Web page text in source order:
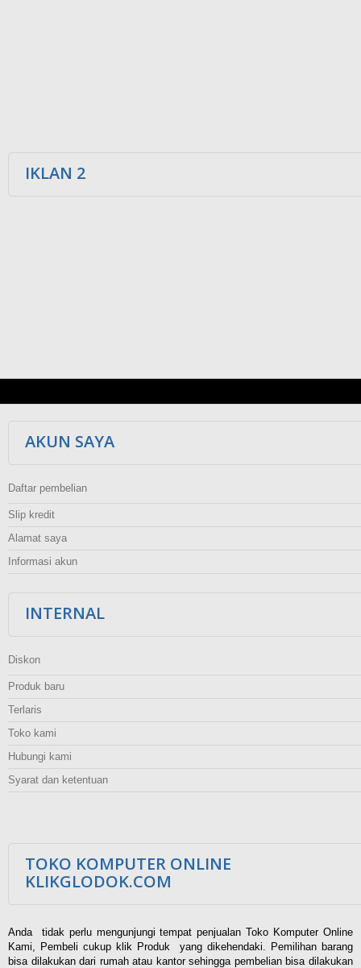
IKLAN 2
AKUN SAYA
Daftar pembelian
Slip kredit
Alamat saya
Informasi akun
INTERNAL
Diskon
Produk baru
Terlaris
Toko kami
Hubungi kami
Syarat dan ketentuan
TOKO KOMPUTER ONLINE
KLIKGLODOK.COM
Anda tidak perlu mengunjungi tempat penjualan Toko Komputer Online
Kami, Pembeli cukup klik Produk yang dikehendaki. Pemilihan barang
bisa dilakukan dari rumah atau kantor sehingga pembelian bisa dilakukan